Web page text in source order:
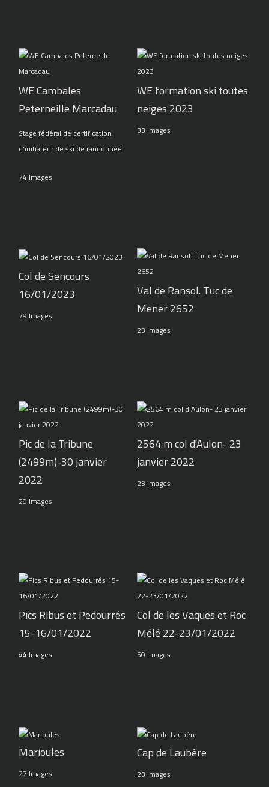
WE Cambales
Peterneille Marcadau
Stage fédéral de certification
d'initiateur de ski de randonnée
74 Images
WE formation ski toutes
neiges 2023
33 Images
Col de Sencours
16/01/2023
79 Images
Val de Ransol. Tuc de
Mener 2652
23 Images
Pic de la Tribune
(2499m)-30 janvier
2022
29 Images
2564 m col d'Aulon- 23
janvier 2022
23 Images
Pics Ribus et Pedourrés
15-16/01/2022
44 Images
Col de les Vaques et Roc
Mélé 22-23/01/2022
50 Images
Marioules
27 Images
Cap de Laubère
23 Images